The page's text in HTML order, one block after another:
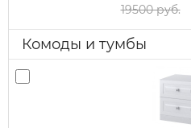
19500 руб.
Комоды и тумбы